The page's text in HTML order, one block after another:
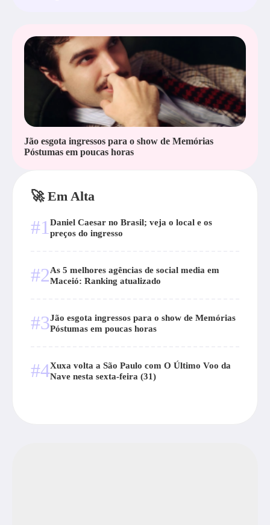
Jão esgota ingressos para o show de Memórias
Póstumas em poucas horas
🚀 Em Alta
#1 Daniel Caesar no Brasil; veja o local e os
preços do ingresso
#2As 5 melhores agências de social media em
Maceió: Ranking atualizado
#3Jão esgota ingressos para o show de Memórias
Póstumas em poucas horas
#4Xuxa volta a São Paulo com O Último Voo da
Nave nesta sexta-feira (31)